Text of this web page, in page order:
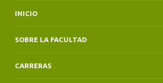
INICIO
SOBRE LA FACULTAD
CARRERAS